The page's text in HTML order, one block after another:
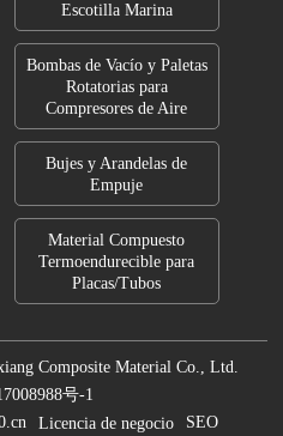
Escotilla Marina
Bombas de Vacío y Paletas
Rotatorias para
Compresores de Aire
Bujes y Arandelas de
Empuje
Material Compuesto
Termoendurecible para
Placas/Tubos
Composite Material Co., Ltd.
号-1
Licencia de negocio SEO